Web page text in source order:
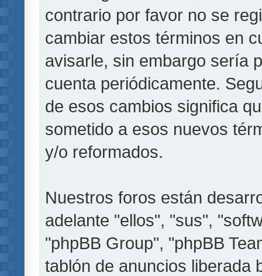
contrario por favor no se
cambiar estos términos en
avisarle, sin embargo sería
cuenta periódicamente.
de esos cambios significa
sometido a esos nuevos
y/o reformados.
Nuestros foros están
adelante "ellos", "sus",
"phpBB Group", "phpBB
tablón de anuncios liberada